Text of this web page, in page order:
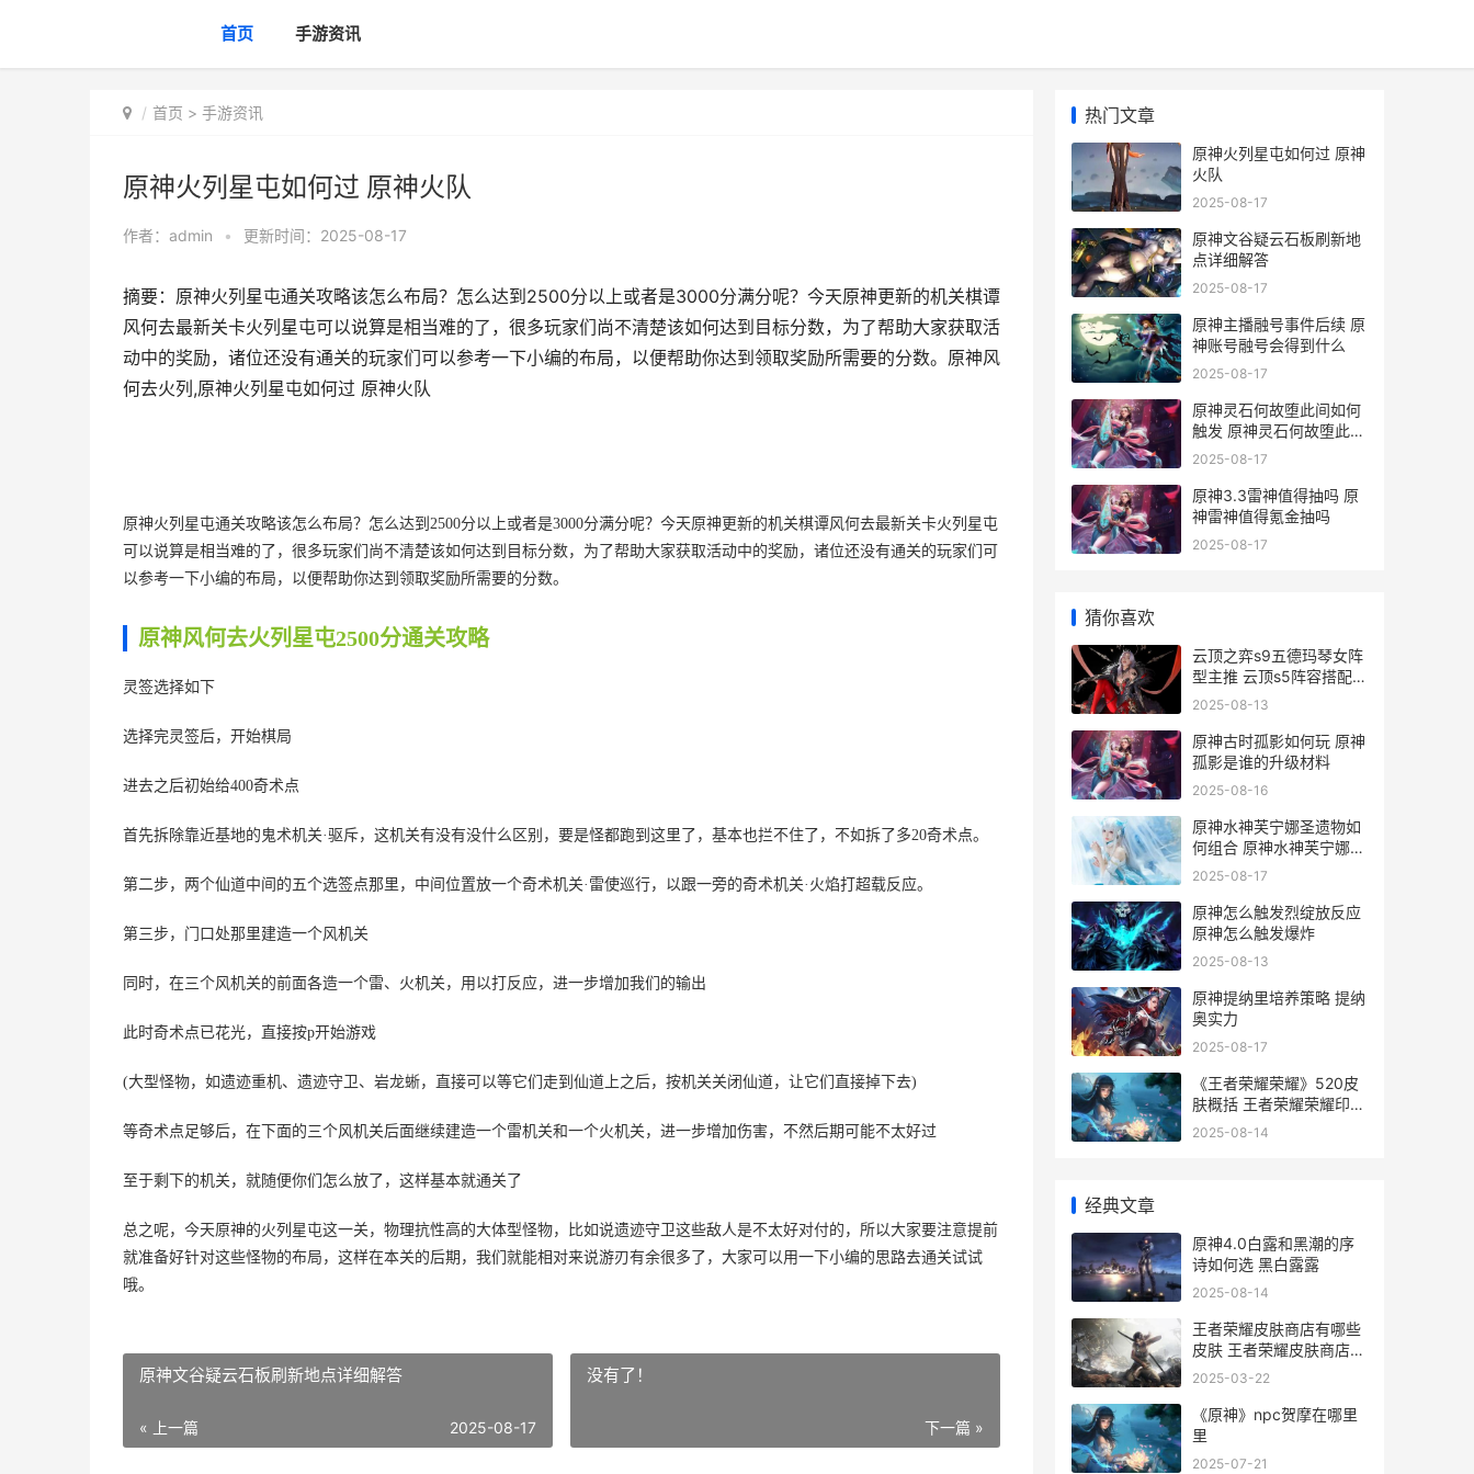
首页 手游资讯
首页 > 手游资讯
原神火列星屯如何过 原神火队
作者： admin • 更新时间：2025-08-17
摘要：原神火列星屯通关攻略该怎么布局？怎么达到2500分以上或者是3000分满分呢？今天原神更新的机关棋谭
风何去最新关卡火列星屯可以说算是相当难的了，很多玩家们尚不清楚该如何达到目标分数，为了帮助大家获取活
动中的奖励，诸位还没有通关的玩家们可以参考一下小编的布局，以便帮助你达到领取奖励所需要的分数。原神风
何去火列,原神火列星屯如何过 原神火队
原神火列星屯通关攻略该怎么布局？怎么达到2500分以上或者是3000分满分呢？今天原神更新的机关棋谭风何去最新关卡火列星屯
可以说算是相当难的了，很多玩家们尚不清楚该如何达到目标分数，为了帮助大家获取活动中的奖励，诸位还没有通关的玩家们可
以参考一下小编的布局，以便帮助你达到领取奖励所需要的分数。
原神风何去火列星屯2500分通关攻略
灵签选择如下
选择完灵签后，开始棋局
进去之后初始给400奇术点
首先拆除靠近基地的鬼术机关·驱斥，这机关有没有没什么区别，要是怪都跑到这里了，基本也拦不住了，不如拆了多20奇术点。
第二步，两个仙道中间的五个选签点那里，中间位置放一个奇术机关·雷使巡行，以跟一旁的奇术机关·火焰打超载反应。
第三步，门口处那里建造一个风机关
同时，在三个风机关的前面各造一个雷、火机关，用以打反应，进一步增加我们的输出
此时奇术点已花光，直接按p开始游戏
(大型怪物，如遗迹重机、遗迹守卫、岩龙蜥，直接可以等它们走到仙道上之后，按机关关闭仙道，让它们直接掉下去)
等奇术点足够后，在下面的三个风机关后面继续建造一个雷机关和一个火机关，进一步增加伤害，不然后期可能不太好过
至于剩下的机关，就随便你们怎么放了，这样基本就通关了
总之呢，今天原神的火列星屯这一关，物理抗性高的大体型怪物，比如说遗迹守卫这些敌人是不太好对付的，所以大家要注意提前
就准备好针对这些怪物的布局，这样在本关的后期，我们就能相对来说游刃有余很多了，大家可以用一下小编的思路去通关试试
哦。
原神文谷疑云石板刷新地点详细解答
« 上一篇 2025-08-17
没有了！
下一篇 »
热门文章
原神火列星屯如何过 原神
火队
2025-08-17
原神文谷疑云石板刷新地
点详细解答
2025-08-17
原神主播融号事件后续 原
神账号融号会得到什么
2025-08-17
原神灵石何故堕此间如何
触发 原神灵石何故堕此间
怎么开启
2025-08-17
原神3.3雷神值得抽吗 原
神雷神值得氪金抽吗
2025-08-17
猜你喜欢
云顶之弈s9五德玛琴女阵
型主推 云顶s5阵容搭配德
莱文_1
2025-08-13
原神古时孤影如何玩 原神
孤影是谁的升级材料
2025-08-16
原神水神芙宁娜圣遗物如
何组合 原神水神芙宁娜怎
么画
2025-08-17
原神怎么触发烈绽放反应
原神怎么触发爆炸
2025-08-13
原神提纳里培养策略 提纳
奥实力
2025-08-17
《王者荣耀荣耀》520皮
肤概括 王者荣耀荣耀印记
多少星
2025-08-14
经典文章
原神4.0白露和黑潮的序
诗如何选 黑白露露
2025-08-14
王者荣耀皮肤商店有哪些
皮肤 王者荣耀皮肤商店都
有哪些皮肤
2025-03-22
《原神》npc贺摩在哪里
里
2025-07-21